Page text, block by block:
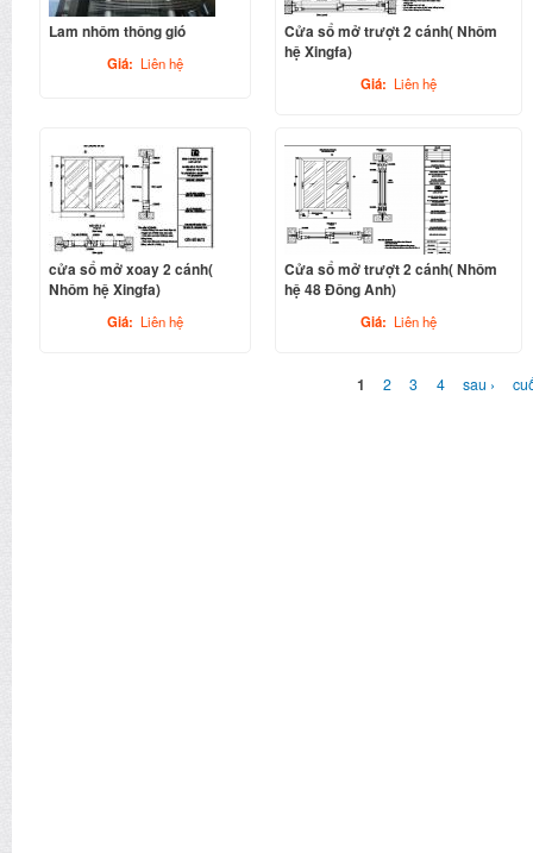
Lam nhôm thông gió
Giá: Liên hệ
Cửa sổ mở trượt 2 cánh( Nhôm
hệ Xingfa)
Giá: Liên hệ
cửa sổ mở xoay 2 cánh(
Nhôm hệ Xingfa)
Giá: Liên hệ
Cửa sổ mở trượt 2 cánh( Nhôm
hệ 48 Đông Anh)
Giá: Liên hệ
1 2 3 4 sau ›